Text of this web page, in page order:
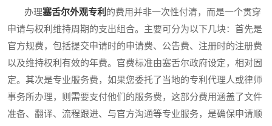
办理塞舌尔外观专利 的费用并非一次性付清，而是一个贯穿
申请与权利维持周期的支出组合。主要可分为以下几块：首先是
官方规费，包括提交申请时的申请费、公告费、注册时的注册费
以及维持权利有效的年费。官费标准由塞舌尔政府设定，相对固
定。其次是专业服务费，如果您委托了当地的专利代理人或律师
事务所办理，则需要支付他们的服务费，这部分费用涵盖了文件
准备、翻译、流程跟进、与官方沟通等专业服务，是确保申请顺